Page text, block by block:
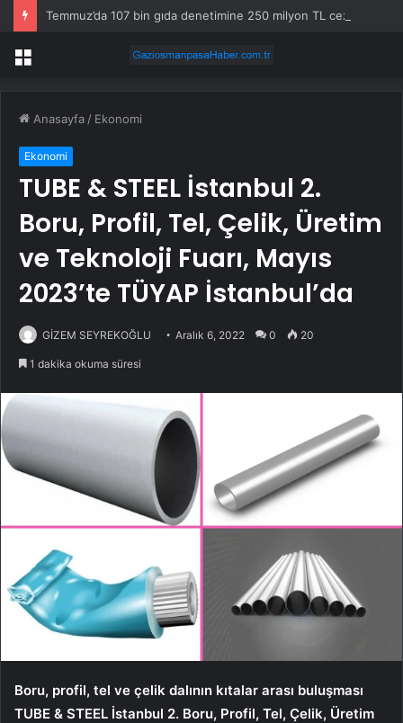
Menü
Anasayfa / Ekonomi
Ekonomi
TUBE & STEEL İstanbul 2.
Boru, Profil, Tel, Çelik, Üretim
ve Teknoloji Fuarı, Mayıs
2023’te TÜYAP İstanbul’da
GİZEM SEYREKOĞLU Aralık 6, 2022 0 20
1 dakika okuma süresi
Boru, profil, tel ve çelik dalının kıtalar arası buluşması
TUBE & STEEL İstanbul 2. Boru, Profil, Tel, Çelik, Üretim